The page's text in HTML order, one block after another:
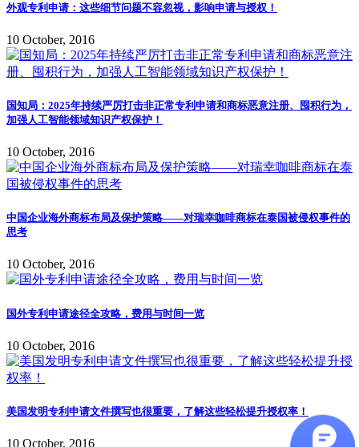
外观专利申请：这些细节问题不容忽视，影响申请与授权！
10 October, 2016
国知局：2025年持续严厉打击非正常专利申请和商标恶意注册、囤积行为，
加强人工智能领域知识产权保护！
10 October, 2016
中国企业海外商标布局及保护策略——对瑞幸咖啡商标在泰国被侵权事件的
思考
10 October, 2016
国外专利申请途径全攻略，费用与时间一览
10 October, 2016
美国发明专利申请文件撰写也很重要，了解这些轻松提升授权率！
10 October, 2016